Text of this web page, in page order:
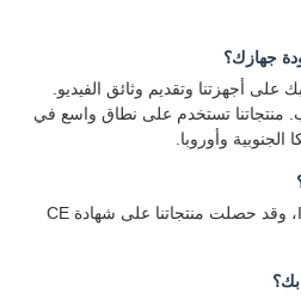
جهازك؟
على أجهزتنا وتقديم وثائق الفيديو.
منتجاتنا تستخدم على نطاق واسع في
وأوروبا.
ج: يتبع إنتاجنا معايير GMP وISO، وقد حصلت منتجاتنا على شهادة CE